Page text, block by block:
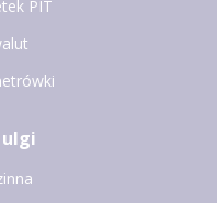
PIT